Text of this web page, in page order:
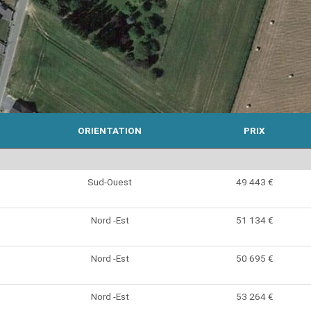
ORIENTATION PRIX
Sud-Ouest 49 443 €
Nord -Est 51 134 €
Nord -Est 50 695 €
Nord -Est 53 264 €